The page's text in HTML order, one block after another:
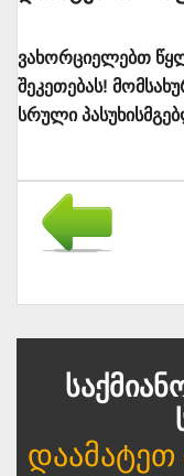
ვახორციელებთ
შეკეთებას!
სრული
Დაამატეთ